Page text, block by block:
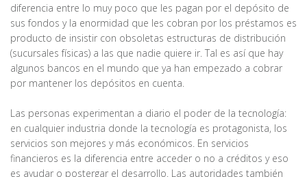
diferencia entre lo muy poco que les pagan por el depósito de
sus fondos y la enormidad que les cobran por los préstamos es
producto de insistir con obsoletas estructuras de distribución
(sucursales físicas) a las que nadie quiere ir. Tal es así que hay
algunos bancos en el mundo que ya han empezado a cobrar
por mantener los depósitos en cuenta.
Las personas experimentan a diario el poder de la tecnología:
en cualquier industria donde la tecnología es protagonista, los
servicios son mejores y más económicos. En servicios
financieros es la diferencia entre acceder o no a créditos y eso
es ayudar o postergar el desarrollo. Las autoridades también